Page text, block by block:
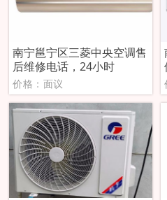
南宁邕宁区三菱中央空调售
后维修电话，24小时
价格：面议